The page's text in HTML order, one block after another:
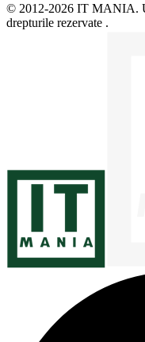
© 2012-2026 IT MANIA.
drepturile rezervate .